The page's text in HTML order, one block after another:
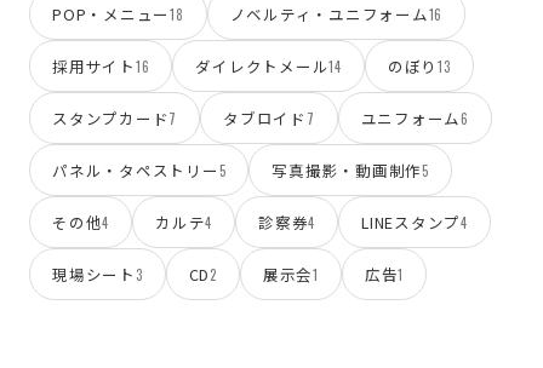
POP・メニュー18 ノベルティ・ユニフォーム16
採用サイト16 ダイレクトメール14 のぼり 13
スタンプカード7 タブロイド 7 ユニフォーム6
パネル・タペストリー5 写真撮影・動画制作5
その他4 カルテ4 診察券4 LINEスタンプ4
現場シート 3 CD2 展示会1 広告1